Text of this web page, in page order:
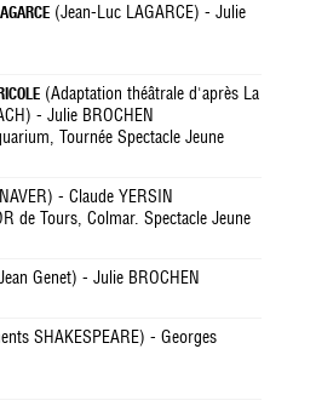
(Jean-Luc LAGARCE) - Julie
(Adaptation théâtrale d'après La
- Julie BROCHEN
Tournée Spectacle Jeune
- Claude YERSIN
de Tours, Colmar. Spectacle Jeune
Genet) - Julie BROCHEN
SHAKESPEARE) - Georges